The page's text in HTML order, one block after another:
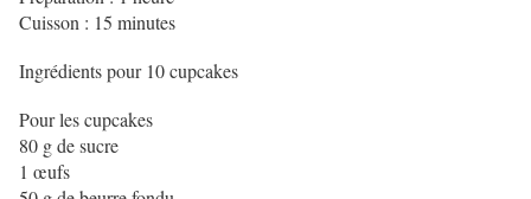
Cuisson : 15 minutes
Ingrédients pour 10 cupcakes
Pour les cupcakes
80 g de sucre
1 œufs